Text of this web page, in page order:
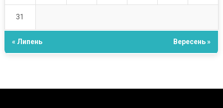
31
« Липень Вересень »